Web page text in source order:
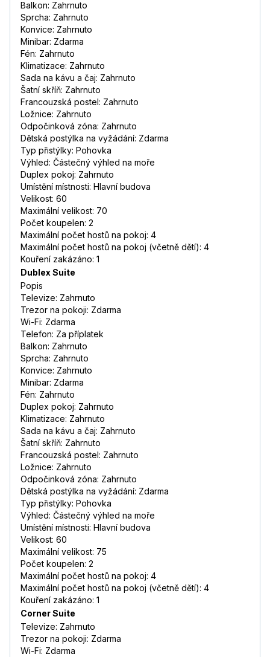
Balkon: Zahrnuto
Sprcha: Zahrnuto
Konvice: Zahrnuto
Minibar: Zdarma
Fén: Zahrnuto
Klimatizace: Zahrnuto
Sada na kávu a čaj: Zahrnuto
Šatní skříň: Zahrnuto
Francouzská postel: Zahrnuto
Ložnice: Zahrnuto
Odpočinková zóna: Zahrnuto
Dětská postýlka na vyžádání: Zdarma
Typ přistýlky: Pohovka
Výhled: Částečný výhled na moře
Duplex pokoj: Zahrnuto
Umístění místnosti: Hlavní budova
Velikost: 60
Maximální velikost: 70
Počet koupelen: 2
Maximální počet hostů na pokoj: 4
Maximální počet hostů na pokoj (včetně dětí): 4
Kouření zakázáno: 1
Dublex Suite
Popis
Televize: Zahrnuto
Trezor na pokoji: Zdarma
Wi-Fi: Zdarma
Telefon: Za příplatek
Balkon: Zahrnuto
Sprcha: Zahrnuto
Konvice: Zahrnuto
Minibar: Zdarma
Fén: Zahrnuto
Duplex pokoj: Zahrnuto
Klimatizace: Zahrnuto
Sada na kávu a čaj: Zahrnuto
Šatní skříň: Zahrnuto
Francouzská postel: Zahrnuto
Ložnice: Zahrnuto
Odpočinková zóna: Zahrnuto
Dětská postýlka na vyžádání: Zdarma
Typ přistýlky: Pohovka
Výhled: Částečný výhled na moře
Umístění místnosti: Hlavní budova
Velikost: 60
Maximální velikost: 75
Počet koupelen: 2
Maximální počet hostů na pokoj: 4
Maximální počet hostů na pokoj (včetně dětí): 4
Kouření zakázáno: 1
Corner Suite
Televize: Zahrnuto
Trezor na pokoji: Zdarma
Wi-Fi: Zdarma